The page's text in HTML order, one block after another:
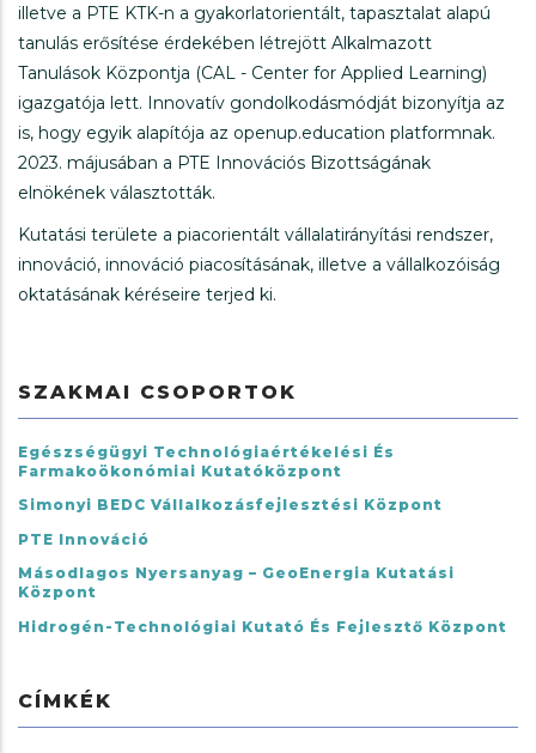
illetve a PTE KTK-n a gyakorlatorientált, tapasztalat alapú
tanulás erősítése érdekében létrejött Alkalmazott
Tanulások Központja (CAL - Center for Applied Learning)
igazgatója lett. Innovatív gondolkodásmódját bizonyítja az
is, hogy egyik alapítója az openup.education platformnak.
2023. májusában a PTE Innovációs Bizottságának
elnökének választották.
Kutatási területe a piacorientált vállalatirányítási rendszer,
innováció, innováció piacosításának, illetve a vállalkozóiság
oktatásának kéréseire terjed ki.
SZAKMAI CSOPORTOK
Egészségügyi Technológiaértékelési És
Farmakoökonómiai Kutatóközpont
Simonyi BEDC Vállalkozásfejlesztési Központ
PTE Innováció
Másodlagos Nyersanyag – GeoEnergia Kutatási
Központ
Hidrogén-Technológiai Kutató És Fejlesztő Központ
CÍMKÉK